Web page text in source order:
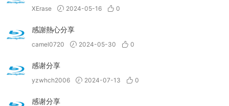
XErase 2024-05-16 0
感謝熱心分享
camel0720 2024-05-30 0
感谢分享
yzwhch2006 2024-07-13 0
感谢分享